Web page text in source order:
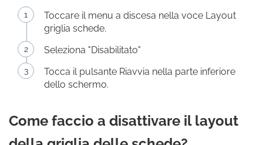
Toccare il menu a discesa nella voce Layout
griglia schede.
Seleziona "Disabilitato"
Tocca il pulsante Riavvia nella parte inferiore
dello schermo.
Come faccio a disattivare il layout